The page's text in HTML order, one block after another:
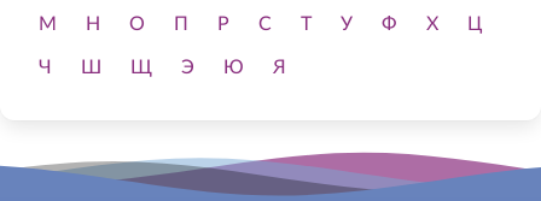
М Н О П Р С Т У Ф Х Ц
Ч Ш Щ Э Ю Я